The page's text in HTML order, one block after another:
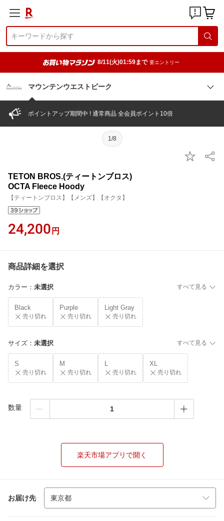
8/11(火)01:59まで 要エントリー
マウンテンウエストピーク
ポイントアップ期間中 ! 通常商品 全会員ポイント10倍
1/8
TETON BROS.(ティートンブロス)
OCTA Fleece Hoody
【ティートンブロス】【メンズ】【オクタ】
24,200 円
商品詳細を選択
カラー ： 未選択 すべて見る
Black
売り切れ
Purple
売り切れ
Light Gray
売り切れ
サイズ ： 未選択 すべて見る
S
売り切れ
M
売り切れ
L
売り切れ
XL
売り切れ
数量
楽天市場アプリで開く
お届け先